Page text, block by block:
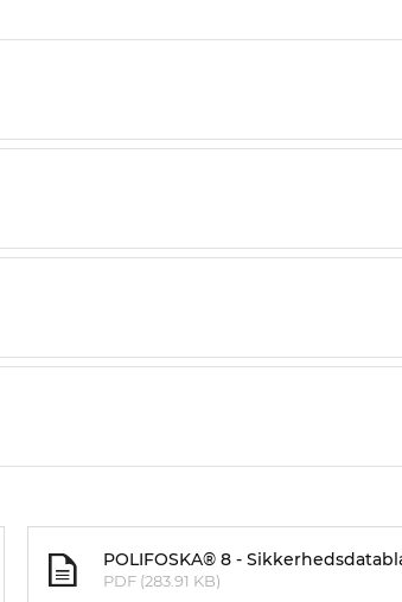
POLIFOSKA® 8 -
PDF (283.91 KB)